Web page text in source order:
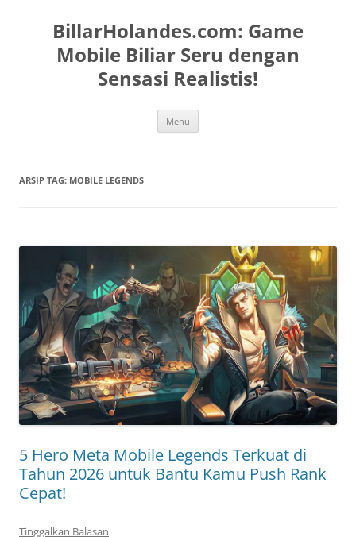
BillarHolandes.com: Game
Mobile Biliar Seru dengan
Sensasi Realistis!
Menu
ARSIP TAG: MOBILE LEGENDS
5 Hero Meta Mobile Legends Terkuat di
Tahun 2026 untuk Bantu Kamu Push Rank
Cepat!
Tinggalkan Balasan